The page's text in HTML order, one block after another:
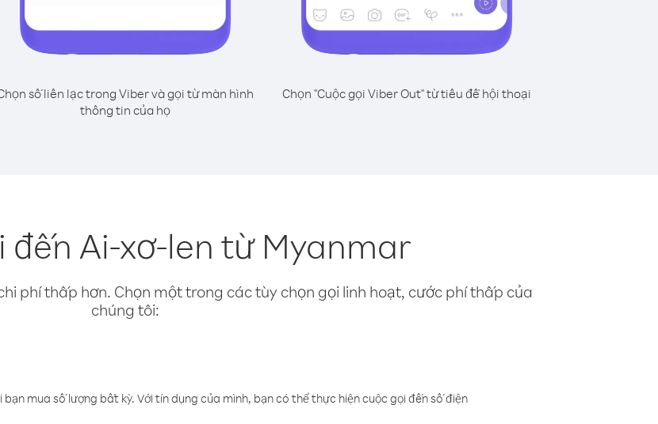
số liên lạc trong Viber và gọi từ màn hình
thông tin của họ
Chọn "Cuộc gọi Viber Out" từ tiêu đề hội thoại
đến Ai-xơ-len từ Myanmar
phí thấp hơn. Chọn một trong các tùy chọn gọi linh hoạt, cước phí thấp của
chúng tôi:
mua số lượng bất kỳ. Với tín dụng của mình, bạn có thể thực hiện cuộc gọi đến số điện